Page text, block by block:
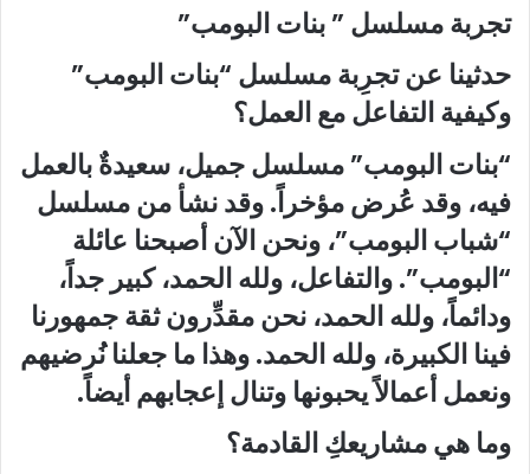
تجربة مسلسل ” بنات البومب”
حدثينا عن تجرِبة مسلسل “بنات البومب”
وكيفية التفاعل مع العمل؟
“بنات البومب” مسلسل جميل، سعيدةٌ بالعمل
فيه، وقد عُرض مؤخراً. وقد نشأ من مسلسل
“شباب البومب”، ونحن الآن أصبحنا عائلة
“البومب”. والتفاعل، ولله الحمد، كبير جداً،
ودائماً، ولله الحمد، نحن مقدِّرون ثقة جمهورنا
فينا الكبيرة، ولله الحمد. وهذا ما جعلنا نُرضيهم
ونعمل أعمالاً يحبونها وتنال إعجابهم أيضاً.
وما هي مشاريعكِ القادمة؟